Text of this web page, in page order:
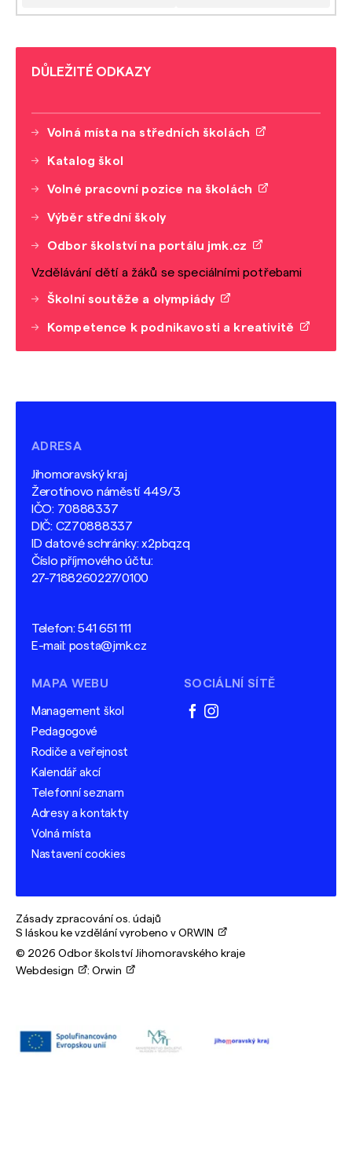
DŮLEŽITÉ ODKAZY
Volná místa na středních školách
Katalog škol
Volné pracovní pozice na školách
Výběr střední školy
Odbor školství na portálu jmk.cz
Vzdělávání dětí a žáků se speciálními potřebami
Školní soutěže a olympiády
Kompetence k podnikavosti a kreativitě
ADRESA
Jihomoravský kraj
Žerotínovo náměstí 449/3
IČO: 70888337
DIČ: CZ70888337
ID datové schránky: x2pbqzq
Číslo příjmového účtu:
27-7188260227/0100
Telefon:541 651 111
E-mail: posta@jmk.cz
MAPA WEBU
Management škol
Pedagogové
Rodiče a veřejnost
Kalendář akcí
Telefonní seznam
Adresy a kontakty
Volná místa
Nastavení cookies
SOCIÁLNÍ SÍTĚ
facebook
instagram
Zásady zpracování os. údajů
S láskou ke vzdělání vyrobeno v ORWIN
© 2026 Odbor školství Jihomoravského kraje
Webdesign
: Orwin